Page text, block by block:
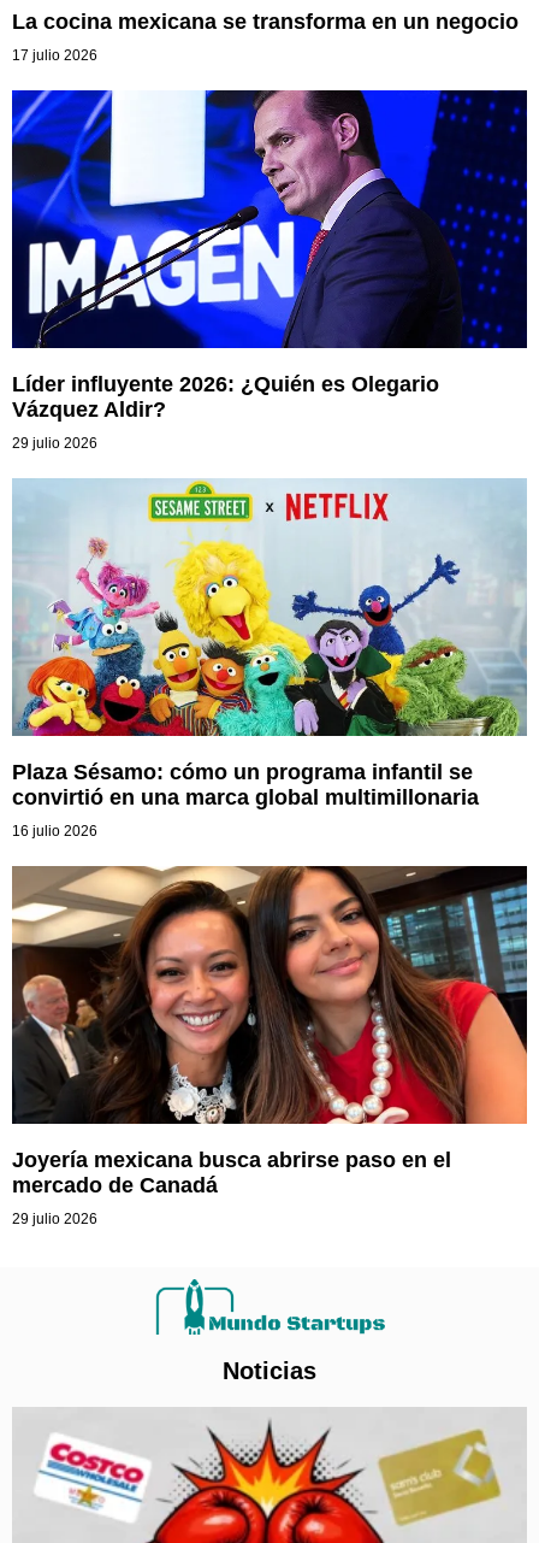
La cocina mexicana se transforma en un negocio
17 julio 2026
Líder influyente 2026: ¿Quién es Olegario
Vázquez Aldir?
29 julio 2026
Plaza Sésamo: cómo un programa infantil se
convirtió en una marca global multimillonaria
16 julio 2026
Joyería mexicana busca abrirse paso en el
mercado de Canadá
29 julio 2026
Noticias